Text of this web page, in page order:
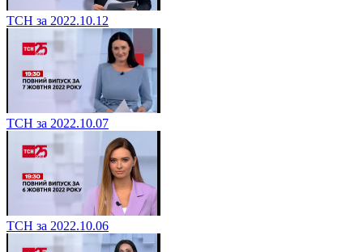
ТСН за 2022.10.12
ТСН за 2022.10.07
ТСН за 2022.10.06